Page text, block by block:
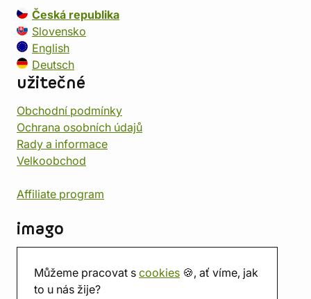
Můžeme pracovat s cookies 🍪, ať víme, jak
to u nás žije?
Česká republika
Slovensko
English
Deutsch
užitečné
Obchodní podmínky
Ochrana osobních údajů
Rady a informace
Velkoobchod
Affiliate program
imago
Prodejna
Herna